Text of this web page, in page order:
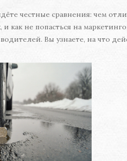
честные сравнения: чем
и как не попасться на
Вы узнаете, на что